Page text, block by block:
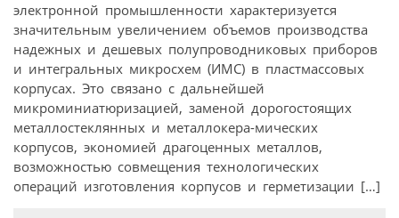
электронной промышленности характеризуется
значительным увеличением объемов производства
надежных и дешевых полупроводниковых приборов
и интегральных микросхем (ИМС) в пластмассовых
корпусах. Это связано с дальнейшей
микроминиатюризацией, заменой дорогостоящих
металлостеклянных и металлокера-мических
корпусов, экономией драгоценных металлов,
возможностью совмещения технологических
операций изготовления корпусов и герметизации […]